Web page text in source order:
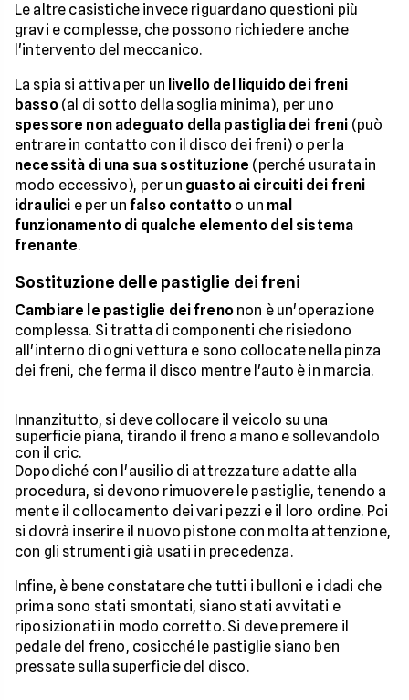
Le altre casistiche invece riguardano questioni più
gravi e complesse, che possono richiedere anche
l'intervento del meccanico.
La spia si attiva per un livello del liquido dei freni
basso(al di sotto della soglia minima), per uno
spessore non adeguato della pastiglia dei freni (può
entrare in contatto con il disco dei freni) o per la
necessità di una sua sostituzione (perché usurata in
modo eccessivo), per un guasto ai circuiti dei freni
idraulici e per unfalso contatto o un mal
funzionamento di qualche elemento del sistema
frenante.
Sostituzione delle pastiglie dei freni
Cambiare le pastiglie dei frenonon è un'operazione
complessa. Si tratta di componenti che risiedono
all'interno di ogni vettura e sono collocate nella pinza
dei freni, che ferma il disco mentre l'auto è in marcia.
Innanzitutto, si deve collocare il veicolo su una
superficie piana, tirando il freno a mano e sollevandolo
con il cric.
Dopodiché con l'ausilio di attrezzature adatte alla
procedura, si devono rimuovere le pastiglie, tenendo a
mente il collocamento dei vari pezzi e il loro ordine. Poi
si dovrà inserire il nuovo pistone con molta attenzione,
con gli strumenti già usati in precedenza.
Infine, è bene constatare che tutti i bulloni e i dadi che
prima sono stati smontati, siano stati avvitati e
riposizionati in modo corretto. Si deve premere il
pedale del freno, cosicché le pastiglie siano ben
pressate sulla superficie del disco.